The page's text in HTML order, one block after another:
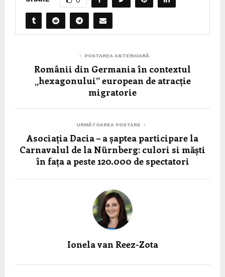
POSTAREA ANTERIOARĂ
Românii din Germania în contextul
„hexagonului” european de atracție
migratorie
URMĂTOAREA POSTARE
Asociația Dacia – a șaptea participare la
Carnavalul de la Nürnberg: culori si măști
în fața a peste 120.000 de spectatori
Ionela van Reez-Zota